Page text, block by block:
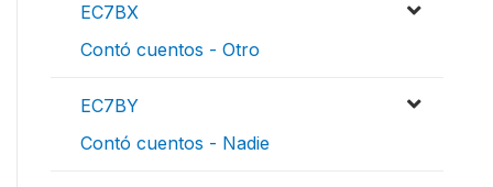
EC7BX
Contó cuentos - Otro
EC7BY
Contó cuentos - Nadie